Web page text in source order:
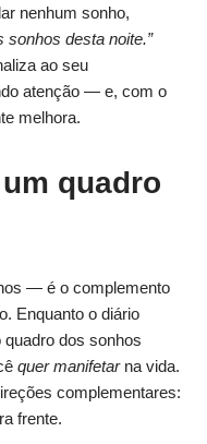
nenhum sonho,
sonhos desta noite.”
ao seu
atenção — e, com o
melhora.
quadro
— é o complemento
Enquanto o diário
dos sonhos
quer manifetarna vida.
complementares:
frente.